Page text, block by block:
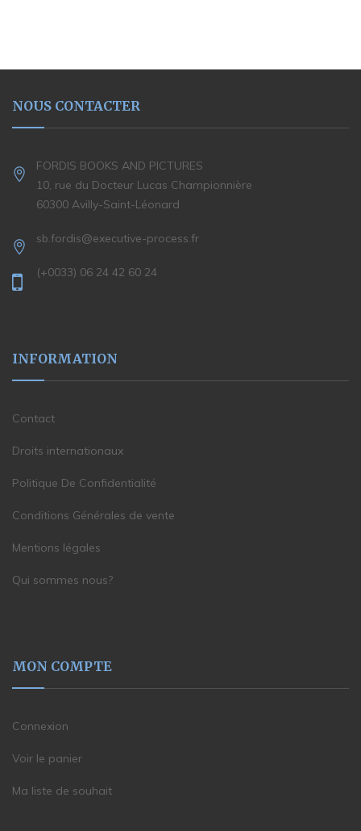
NOUS CONTACTER
FORDIS BOOKS AND PICTURES
10, rue du Docteur Lucas Championnière
60300 Avilly-Saint-Léonard
sb.fordis@executive-process.fr
(+0033) 06 24 42 60 24
INFORMATION
Contact
Droits internationaux
Politique De Confidentialité
Conditions Générales de vente
Mentions légales
Qui sommes nous?
MON COMPTE
Connexion
Voir le panier
Ma liste de souhait